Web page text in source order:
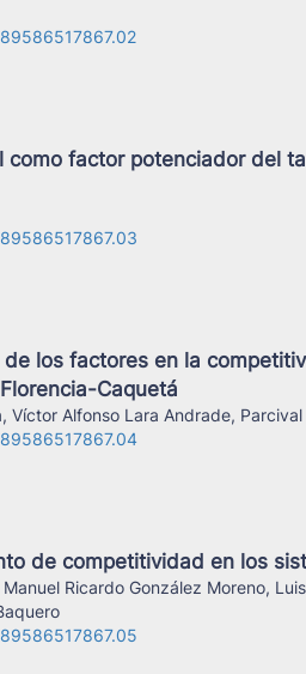
como factor potenciador del
los factores en la
Caquetá
Víctor Alfonso Lara Andrade, Parcival
de competitividad en los
Ricardo González Moreno,